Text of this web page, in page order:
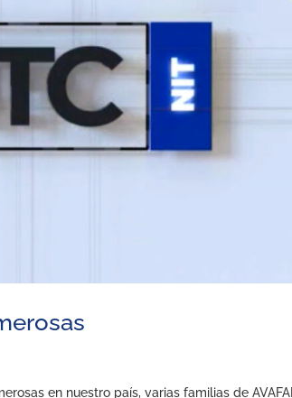
en nuestro país, varias familias de